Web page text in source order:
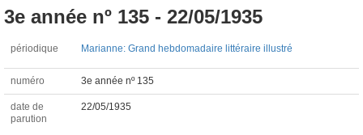
3e année nº 135 - 22/05/1935
périodique Marianne: Grand hebdomadaire littéraire illustré
numéro 3e année nº 135
date de
parution
22/05/1935